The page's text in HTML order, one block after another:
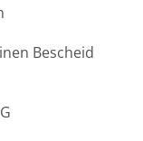
Bescheid